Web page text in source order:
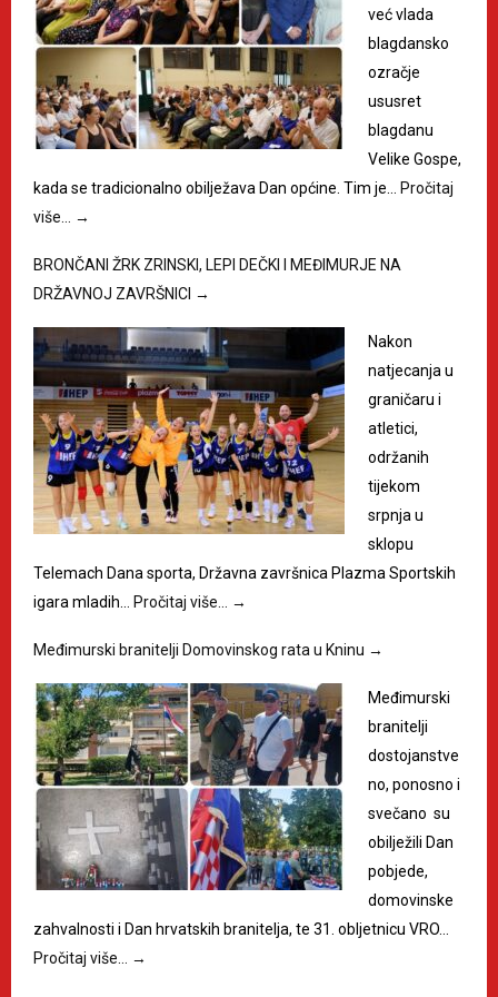
već vlada
blagdansko
ozračje
ususret
blagdanu
Velike Gospe,
kada se tradicionalno obilježava Dan općine. Tim je… Pročitaj
više…
→
BRONČANI ŽRK ZRINSKI, LEPI DEČKI I MEĐIMURJE NA
DRŽAVNOJ ZAVRŠNICI →
Nakon
natjecanja u
graničaru i
atletici,
održanih
tijekom
srpnja u
sklopu
Telemach Dana sporta, Državna završnica Plazma Sportskih
igara mladih… Pročitaj više… →
Međimurski branitelji Domovinskog rata u Kninu →
Međimurski
branitelji
dostojanstve
no, ponosno i
svečano su
obilježili Dan
pobjede,
domovinske
zahvalnosti i Dan hrvatskih branitelja, te 31. obljetnicu VRO…
Pročitaj više…
→